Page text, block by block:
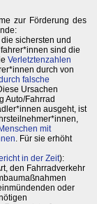
zur Förderung des
sichersten und
sind die
Verletztenzahlen
durch von
falsche
Ursachen
Auto/Fahrrad
ausgeht, ist
mit
. Für sie erhöht
in der Zeit):
den Fahrradverkehr
oder